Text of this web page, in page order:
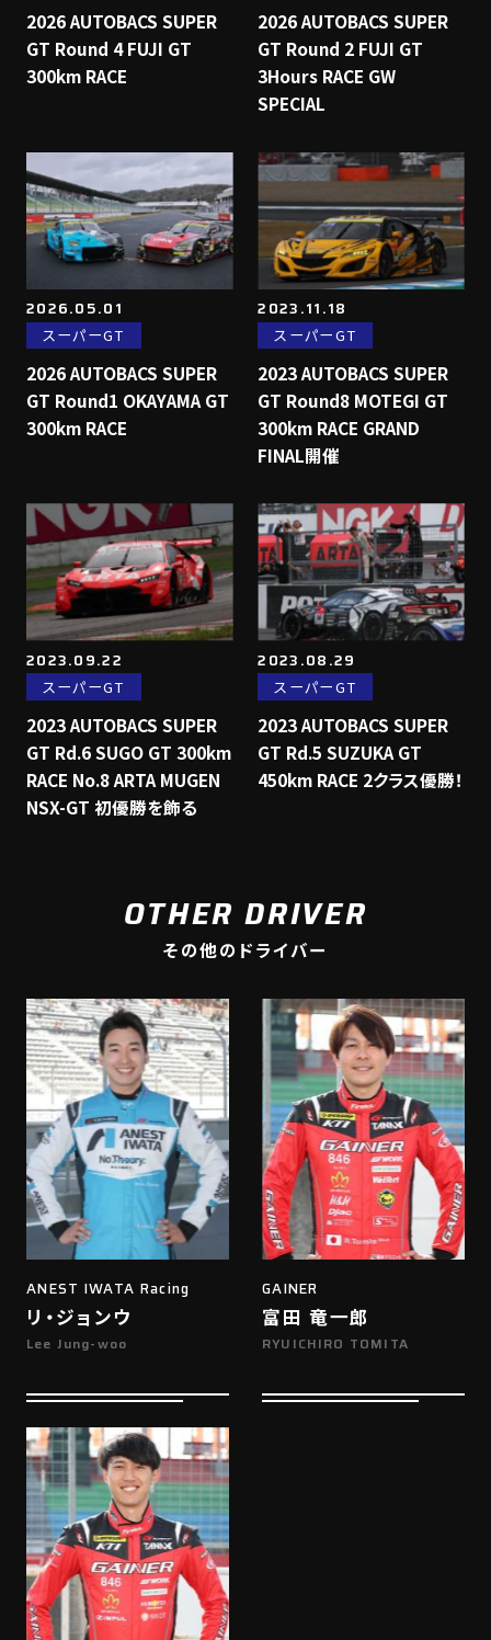
2026 AUTOBACS SUPER
GT Round 4 FUJI GT
300km RACE
2026 AUTOBACS SUPER
GT Round 2 FUJI GT
3Hours RACE GW
SPECIAL
2026.05.01
スーパーGT
2026 AUTOBACS SUPER
GT Round1 OKAYAMA GT
300km RACE
2023.11.18
スーパーGT
2023 AUTOBACS SUPER
GT Round8 MOTEGI GT
300km RACE GRAND
FINAL開催
2023.09.22
スーパーGT
2023 AUTOBACS SUPER
GT Rd.6 SUGO GT 300km
RACE No.8 ARTA MUGEN
NSX-GT 初優勝を飾る
2023.08.29
スーパーGT
2023 AUTOBACS SUPER
GT Rd.5 SUZUKA GT
450km RACE 2クラス優勝！
OTHER DRIVER
その他のドライバー
ANEST IWATA Racing
リ・ジョンウ
Lee Jung-woo
GAINER
富田 竜一郎
RYUICHIRO TOMITA